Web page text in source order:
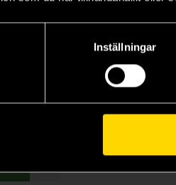
Inställningar